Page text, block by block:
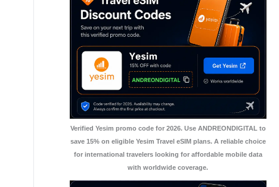
Verified Yesim promo code for 2026. Use ANDREONDIGITAL to
save 15% on eligible Yesim Travel eSIM plans. A reliable choice
for international travelers looking for affordable mobile data
with worldwide coverage.